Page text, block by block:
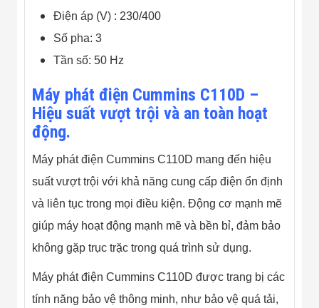
Tin Tức
Tin Công Nghệ
Tin Khuyến Mãi
Điện áp (V) : 230/400
Số pha: 3
Tần số: 50 Hz
Máy phát điện Cummins C110D –
Hiệu suất vượt trội và an toàn hoạt
động.
Máy phát điện Cummins C110D mang đến hiệu
suất vượt trội với khả năng cung cấp điện ổn định
và liên tục trong mọi điều kiện. Động cơ mạnh mẽ
giúp máy hoạt động mạnh mẽ và bền bỉ, đảm bảo
không gặp trục trặc trong quá trình sử dụng.
Máy phát điện Cummins C110D được trang bị các
tính năng bảo vệ thông minh, như bảo vệ quá tải,